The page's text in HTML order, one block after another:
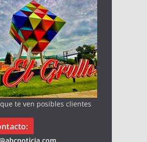
te ven posibles clientes